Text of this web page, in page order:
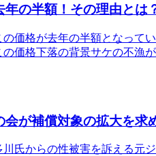
の半額！その理由とは
価格が去年の半額となって
価格下落の背景サケの不漁
が補償対象の拡大を求
氏からの性被害を訴える元